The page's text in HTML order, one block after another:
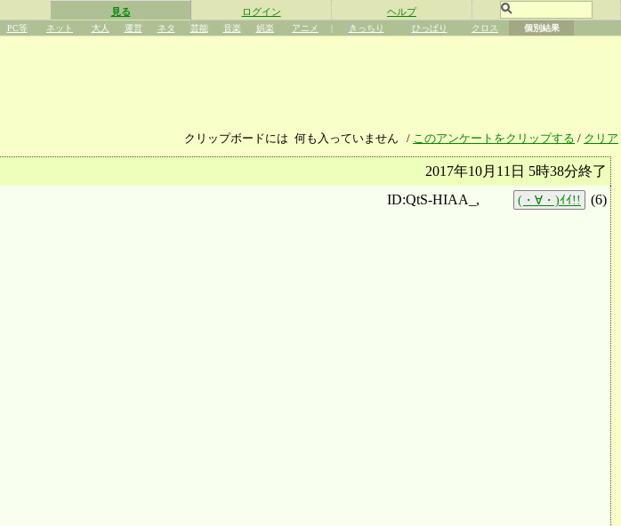
見る ログイン ヘルプ
PC等 ネット 大人 運営 ネタ 芸能 音楽 娯楽 アニメ | きっちり ひっぱり クロス 個別結果
クリップボードには 何も入っていません / このアンケートをクリップする / クリア
2017年10月11日 5時38分終了
ID:QtS-HIAA_,
(・∀・)ｲｲ!! (6)